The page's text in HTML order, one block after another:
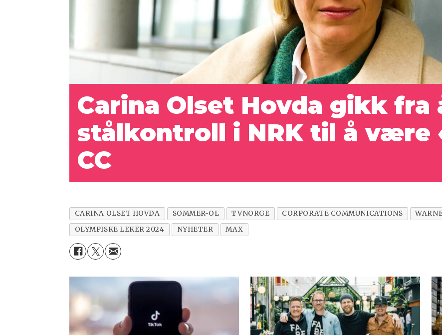
Carina Olset Hovda gikk fra
stålkontroll i NRK til å være
CC
CARINA OLSET HOVDA SOMMER-OL TVNORGE CORPORATE COMMUNICATIONS
OLYMPISKE LEKER 2024
NYHETER MAX